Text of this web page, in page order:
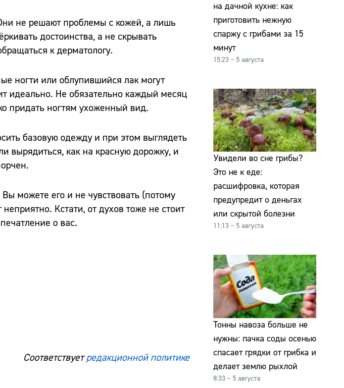
не решают проблемы с кожей, а лишь
достоинства, а не скрывать
к дерматологу.
ногти или облупившийся лак могут
идеально. Не обязательно каждый месяц
придать ногтям ухоженный вид.
базовую одежду и при этом выглядеть
вырядиться, как на красную дорожку, и
можете его и не чувствовать (потому
Кстати, от духов тоже не стоит
о вас.
Соответствуетредакционной политике
на дачной кухне: как
приготовить нежную
спаржу с грибами за 15
минут
15:23 – 5 августа
Увидели во сне грибы?
Это не к еде:
расшифровка, которая
предупредит о деньгах
или скрытой болезни
11:13 – 5 августа
Тонны навоза больше не
нужны: пачка соды осенью
спасает грядки от грибка и
делает землю рыхлой
8:33 – 5 августа